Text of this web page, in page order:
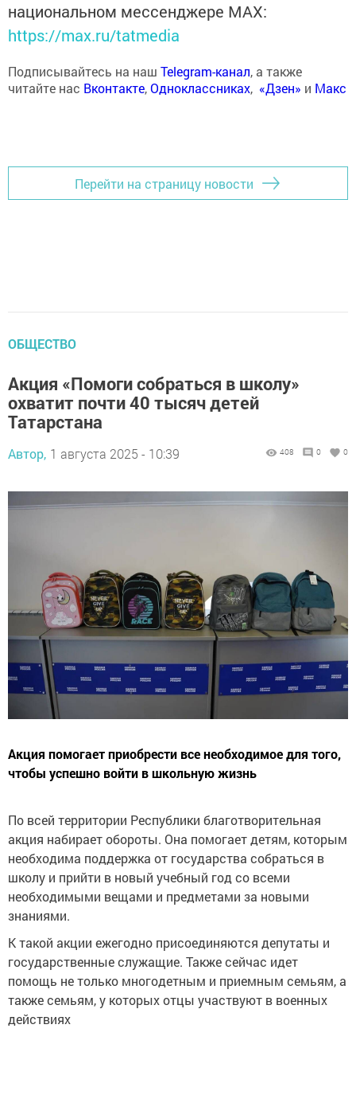
национальном мессенджере MАХ:
https://max.ru/tatmedia
Подписывайтесь на наш Telegram-канал, а также
читайте нас Вконтакте,Одноклассниках, «Дзен» и Макс
Перейти на страницу новости
ОБЩЕСТВО
Акция «Помоги собраться в школу»
охватит почти 40 тысяч детей
Татарстана
Автор, 1 августа 2025 - 10:39 408 0 0
Акция помогает приобрести все необходимое для того,
чтобы успешно войти в школьную жизнь
По всей территории Республики благотворительная
акция набирает обороты. Она помогает детям, которым
необходима поддержка от государства собраться в
школу и прийти в новый учебный год со всеми
необходимыми вещами и предметами за новыми
знаниями.
К такой акции ежегодно присоединяются депутаты и
государственные служащие. Также сейчас идет
помощь не только многодетным и приемным семьям, а
также семьям, у которых отцы участвуют в военных
действиях